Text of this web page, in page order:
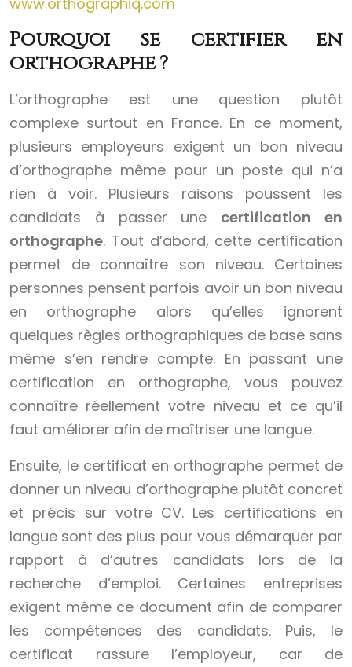
Pourquoi se certifier en
orthographe ?
L’orthographe est une question plutôt
complexe surtout en France. En ce moment,
plusieurs employeurs exigent un bon niveau
d’orthographe même pour un poste qui n’a
rien à voir. Plusieurs raisons poussent les
candidats à passer une certification en
orthographe. Tout d’abord, cette certification
permet de connaître son niveau. Certaines
personnes pensent parfois avoir un bon niveau
en orthographe alors qu’elles ignorent
quelques règles orthographiques de base sans
même s’en rendre compte. En passant une
certification en orthographe, vous pouvez
connaître réellement votre niveau et ce qu’il
faut améliorer afin de maîtriser une langue.
Ensuite, le certificat en orthographe permet de
donner un niveau d’orthographe plutôt concret
et précis sur votre CV. Les certifications en
langue sont des plus pour vous démarquer par
rapport à d’autres candidats lors de la
recherche d’emploi. Certaines entreprises
exigent même ce document afin de comparer
les compétences des candidats. Puis, le
certificat rassure l’employeur, car de